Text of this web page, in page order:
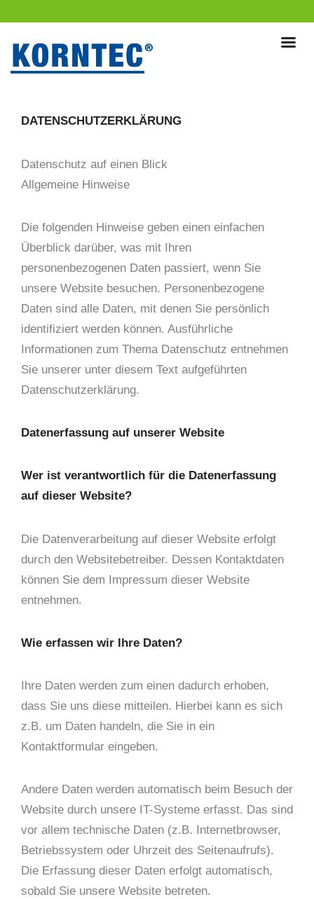
DATENSCHUTZERKLÄRUNG
Datenschutz auf einen Blick
Allgemeine Hinweise
Die folgenden Hinweise geben einen einfachen
Überblick darüber, was mit Ihren
personenbezogenen Daten passiert, wenn Sie
unsere Website besuchen. Personenbezogene
Daten sind alle Daten, mit denen Sie persönlich
identifiziert werden können. Ausführliche
Informationen zum Thema Datenschutz entnehmen
Sie unserer unter diesem Text aufgeführten
Datenschutzerklärung.
Datenerfassung auf unserer Website
Wer ist verantwortlich für die Datenerfassung
auf dieser Website?
Die Datenverarbeitung auf dieser Website erfolgt
durch den Websitebetreiber. Dessen Kontaktdaten
können Sie dem Impressum dieser Website
entnehmen.
Wie erfassen wir Ihre Daten?
Ihre Daten werden zum einen dadurch erhoben,
dass Sie uns diese mitteilen. Hierbei kann es sich
z.B. um Daten handeln, die Sie in ein
Kontaktformular eingeben.
Andere Daten werden automatisch beim Besuch der
Website durch unsere IT-Systeme erfasst. Das sind
vor allem technische Daten (z.B. Internetbrowser,
Betriebssystem oder Uhrzeit des Seitenaufrufs).
Die Erfassung dieser Daten erfolgt automatisch,
sobald Sie unsere Website betreten.